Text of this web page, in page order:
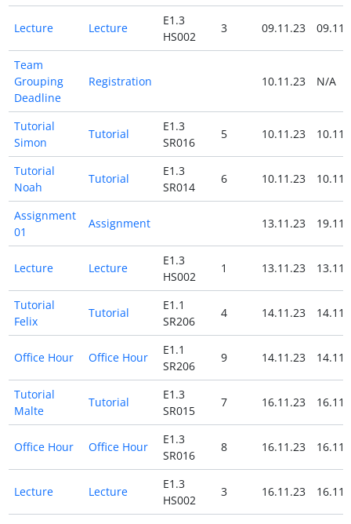
Lecture Lecture
E1.3
HS002
3 09.11.23
Team
Grouping
Deadline
Registration 10.11.23 N/A
Tutorial
Simon
Tutorial
E1.3
SR016
5 10.11.23
Tutorial
Noah
Tutorial
E1.3
SR014
6 10.11.23
Assignment
01
Assignment 13.11.23
Lecture Lecture
E1.3
HS002
1 13.11.23
Tutorial
Felix
Tutorial
E1.1
SR206
4 14.11.23
Office Hour Office Hour
E1.1
SR206
9 14.11.23
Tutorial
Malte
Tutorial
E1.3
SR015
7 16.11.23
Office Hour Office Hour
E1.3
SR016
8 16.11.23
Lecture Lecture
E1.3
HS002
3 16.11.23